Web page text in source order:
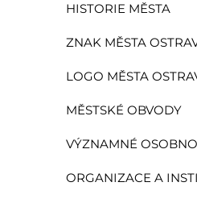
HISTORIE MĚSTA
ZNAK MĚSTA
LOGO MĚSTA
MĚSTSKÉ OBVODY
VÝZNAMNÉ
ORGANIZACE A